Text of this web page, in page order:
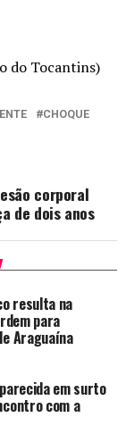
do Tocantins)
CHOQUE
corporal
de dois anos
resulta na
para
Araguaína
em surto
com a